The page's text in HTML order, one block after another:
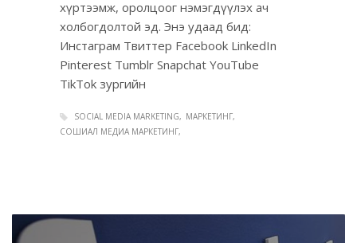
хүртээмж, оролцоог нэмэгдүүлэх ач
холбогдолтой эд. Энэ удаад бид:
Инстаграм Твиттер Facebook LinkedIn
Pinterest Tumblr Snapchat YouTube
TikTok зургийн
SOCIAL MEDIA MARKETING
МАРКЕТИНГ
СОШИАЛ МЕДИА МАРКЕТИНГ